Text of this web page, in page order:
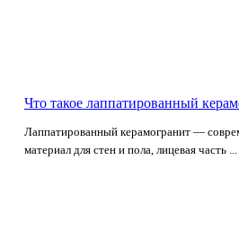
Что такое лаппатированный
Лаппатированный керамогранит —
материал для стен и пола, лицевая часть ...